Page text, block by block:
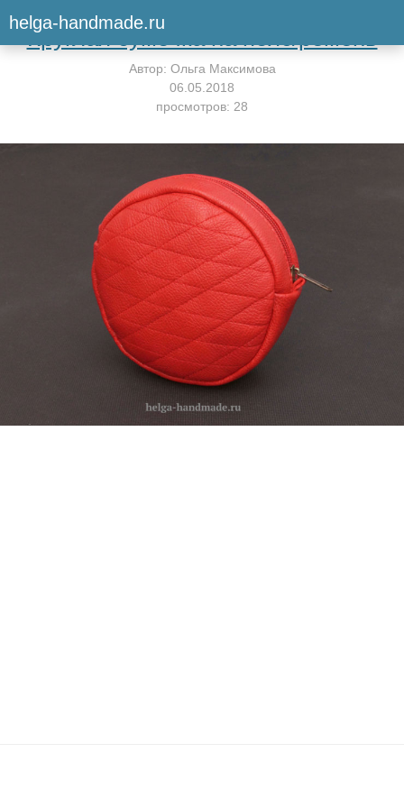
helga-handmade.ruВернуться к мастер-классу
Круглая сумочка на пояс/ремень
Автор: Ольга Максимова
06.05.2018
просмотров: 28